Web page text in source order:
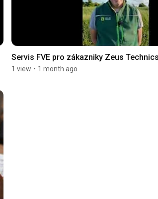
Servis FVE pro zákazniky Zeus Technics
1 view • 1 month ago